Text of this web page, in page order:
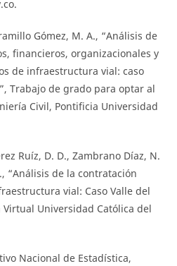
Gómez, M. A., “Análisis de
financieros, organizacionales y
de infraestructura vial: caso
Trabajo de grado para optar al
Civil, Pontificia Universidad
Ruíz, D. D., Zambrano Díaz, N.
“Análisis de la contratación
vial: Caso Valle del
Virtual Universidad Católica del
Nacional de Estadística,